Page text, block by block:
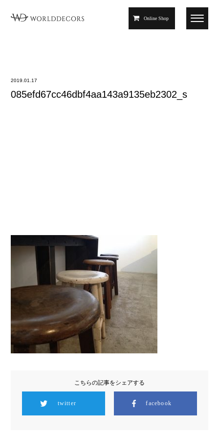
Online Shop
2019.01.17
085efd67cc46dbf4aa143a9135eb2302_s
こちらの記事をシェアする
twitter facebook